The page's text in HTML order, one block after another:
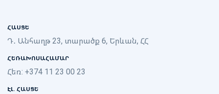
ՀԱՍՑԵ
Դ․ Անհաղթ 23, տարածք 6, Երևան, ՀՀ
ՀԵՌԱԽՈՍԱՀԱՄԱՐ
Հեռ: +374 11 23 00 23
ԷԼ. ՀԱՍՑԵ